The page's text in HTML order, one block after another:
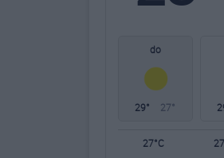
do
29° 27°
27°C